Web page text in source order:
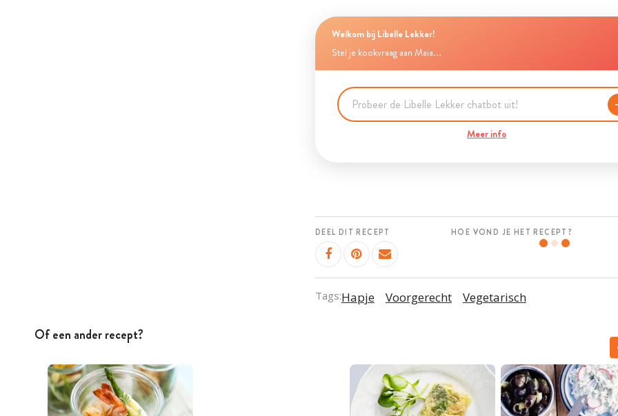
Welkom bij Libelle Lekker!
Stel je kookvraag aan Maia...
Meer info
DEEL DIT RECEPT HOE VOND JE HET RECEPT?
Tags:Hapje Voorgerecht Vegetarisch
Of een ander recept?